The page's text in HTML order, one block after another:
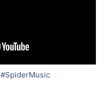
#SpiderMusic